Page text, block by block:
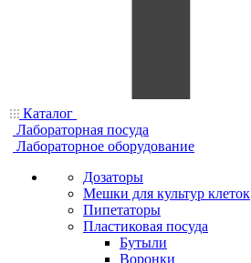
Каталог
Лабораторная посуда
Лабораторное оборудование
Дозаторы
Мешки для культур клеток
Пипетаторы
Пластиковая посуда
Бутыли
Воронки